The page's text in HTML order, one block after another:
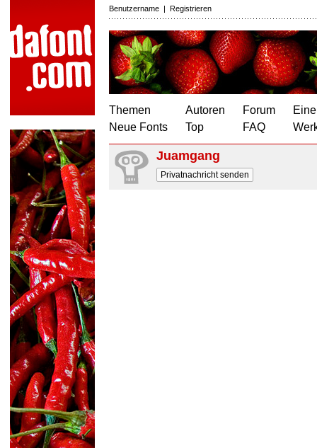
Benutzername | Registrieren
Themen
Neue Fonts
Autoren
Top
Forum
FAQ
Juamgang
Privatnachricht senden